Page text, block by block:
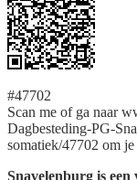
#47702
Scan me of ga naar
Dagbesteding-PG-
somatiek/47702 om je
Snavelenburg is